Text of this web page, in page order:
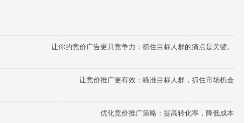
让你的竞价广告更具竞争力：抓住目标人群的痛点是关键。
让竞价推广更有效：瞄准目标人群，抓住市场机会
优化竞价推广策略：提高转化率，降低成本